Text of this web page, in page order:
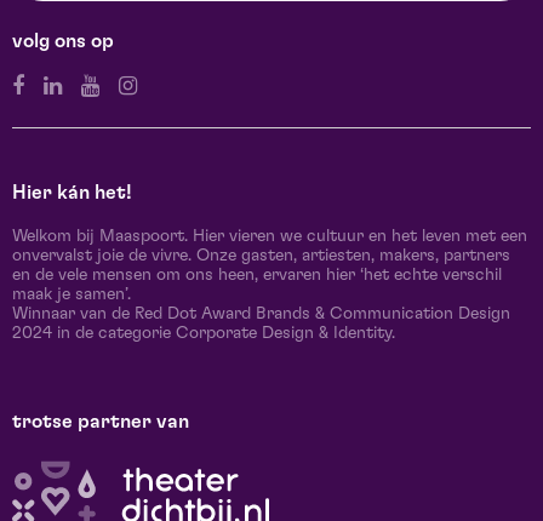
volg ons op
Hier kán het!
Welkom bij Maaspoort. Hier vieren we cultuur en het leven met een
onvervalst joie de vivre. Onze gasten, artiesten, makers, partners
en de vele mensen om ons heen, ervaren hier ‘het echte verschil
maak je samen’.
Winnaar van de Red Dot Award Brands & Communication Design
2024 in de categorie Corporate Design & Identity.
trotse partner van